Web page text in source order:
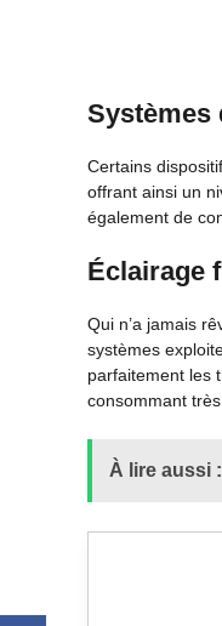
Systèmes
Certains
offrant ainsi un
également de
Éclairage
Qui n’a jamais
systèmes
parfaitement les
consommant
À lire aussi :